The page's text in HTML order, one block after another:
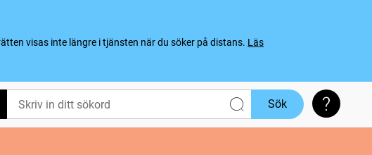
visas inte längre i tjänsten när du söker på distans. Läs
Sök Söktips